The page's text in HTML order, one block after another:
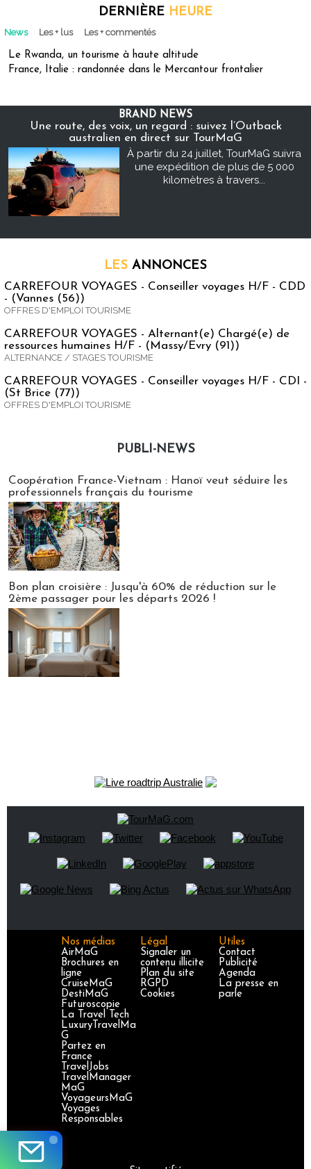
DERNIÈRE HEURE
News Les + lus Les + commentés
Le Rwanda, un tourisme à haute altitude
France, Italie : randonnée dans le Mercantour frontalier
BRAND NEWS
Une route, des voix, un regard : suivez l’Outback
australien en direct sur TourMaG
À partir du 24 juillet, TourMaG suivra
une expédition de plus de 5 000
kilomètres à travers...
LES ANNONCES
CARREFOUR VOYAGES - Conseiller voyages H/F - CDD
- (Vannes (56))
OFFRES D'EMPLOI TOURISME
CARREFOUR VOYAGES - Alternant(e) Chargé(e) de
ressources humaines H/F - (Massy/Evry (91))
ALTERNANCE / STAGES TOURISME
CARREFOUR VOYAGES - Conseiller voyages H/F - CDI -
(St Brice (77))
OFFRES D'EMPLOI TOURISME
PUBLI-NEWS
Coopération France-Vietnam : Hanoï veut séduire les
professionnels français du tourisme
Bon plan croisière : Jusqu'à 60% de réduction sur le
2ème passager pour les départs 2026 !
Nos médias
AirMaG
Brochures en
ligne
CruiseMaG
DestiMaG
Futuroscopie
La Travel Tech
LuxuryTravelMa
G
Partez en
France
TravelJobs
TravelManager
MaG
VoyageursMaG
Voyages
Responsables
Légal
Signaler un
contenu illicite
Plan du site
RGPD
Cookies
Utiles
Contact
Publicité
Agenda
La presse en
parle